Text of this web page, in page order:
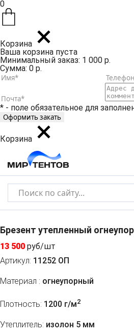
0
Корзина
Ваша корзина пуста
Минимальный заказ: 1 000 р.
Сумма: 0 р.
* - поле обязательное для
Корзина
Брезент утепленный
13 500 руб/шт
Артикул: 11252 ОП
Материал : огнеупорный
Плотность: 1200 г/м2
Утеплитель: изолон 5 мм